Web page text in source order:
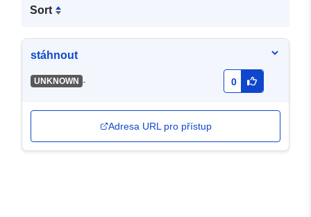
Sort
stáhnout
UNKNOWN - 0
Adresa URL pro přístup